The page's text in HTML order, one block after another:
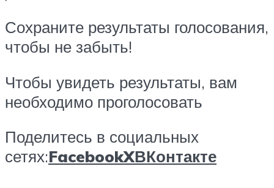
Сохраните результаты голосования,
чтобы не забыть!
Чтобы увидеть результаты, вам
необходимо проголосовать
Поделитесь в социальных
сетях:FacebookXВКонтакте